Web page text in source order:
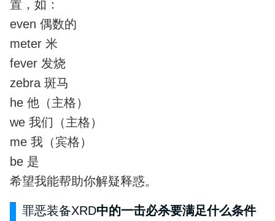
置，如：
even 偶数的
meter 米
fever 发烧
zebra 斑马
he 他（主格）
we 我们（主格）
me 我（宾格）
be 是
希望我能帮助你解疑释惑。
罪恶装备XRD中的一击必杀要满足什么条件